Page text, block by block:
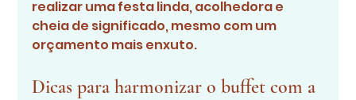
realizar uma festa linda, acolhedora e
cheia de significado, mesmo com um
orçamento mais enxuto.
Dicas para harmonizar o buffet com a